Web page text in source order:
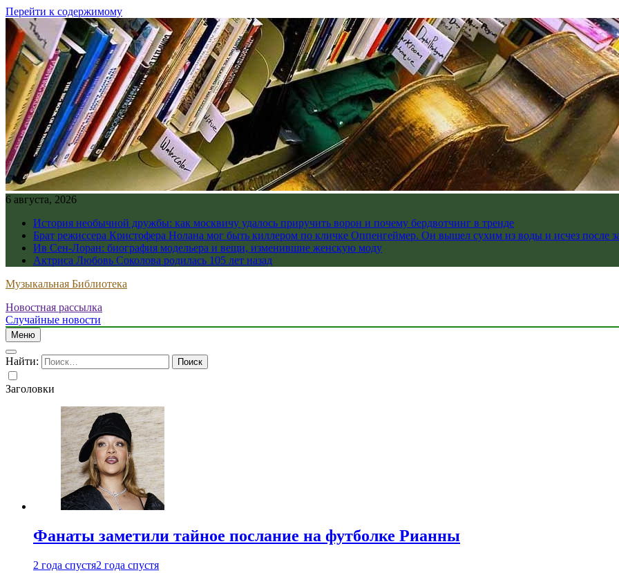
Перейти к содержимому
6 августа, 2026
История необычной дружбы: как москвичу удалось приручить ворон и почему бердвотчинг в тренде
Брат режиссера Кристофера Нолана мог быть киллером по кличке Оппенгеймер. Он вышел сухим из воды и исчез после
Ив Сен-Лоран: биография модельера и вещи, изменившие женскую моду
Актриса Любовь Соколова родилась 105 лет назад
Музыкальная Библиотека
Новостная рассылка
Случайные новости
Меню
Найти:
Заголовки
Фанаты заметили тайное послание на футболке Рианны
2 года спустя2 года спустя